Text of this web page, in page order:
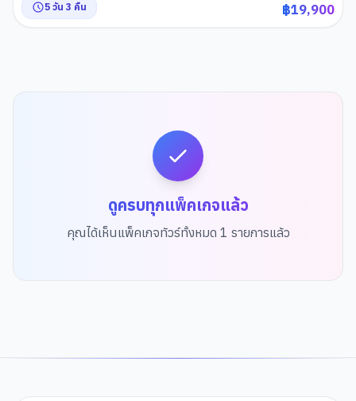
5 วัน 3 คืน ฿19,900
ดูครบทุกแพ็คเกจแล้ว
คุณได้เห็นแพ็คเกจทัวร์ทั้งหมด 1 รายการแล้ว